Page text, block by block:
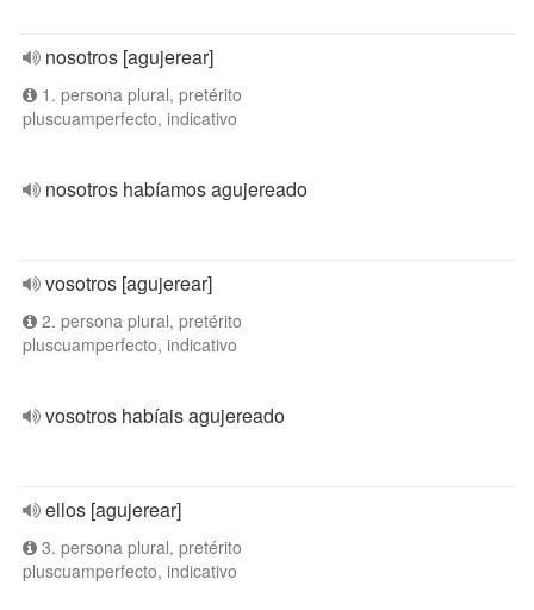
nosotros [agujerear]
1. persona plural, pretérito
pluscuamperfecto, indicativo
nosotros habíamos agujereado
vosotros [agujerear]
2. persona plural, pretérito
pluscuamperfecto, indicativo
vosotros habíais agujereado
ellos [agujerear]
3. persona plural, pretérito
pluscuamperfecto, indicativo